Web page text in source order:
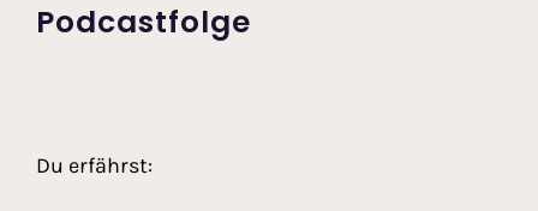
Podcastfolge
Du erfährst: